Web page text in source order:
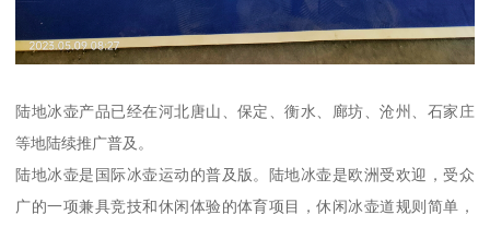
陆地冰壶产品已经在河北唐山、保定、衡水、廊坊、沧州、石家庄
等地陆续推广普及。
陆地冰壶是国际冰壶运动的普及版。陆地冰壶是欧洲受欢迎，受众
广的一项兼具竞技和休闲体验的体育项目，休闲冰壶道规则简单，